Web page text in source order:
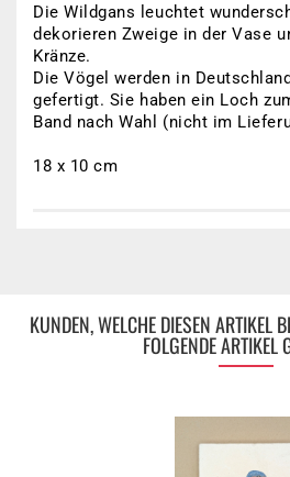
Die Wildgans leuchtet
dekorieren Zweige in der Vase
Kränze.
Die Vögel werden in
gefertigt. Sie haben ein Loch
Band nach Wahl (nicht im
18 x 10 cm
KUNDEN, WELCHE DIESEN ARTIKEL
FOLGENDE ARTIKEL